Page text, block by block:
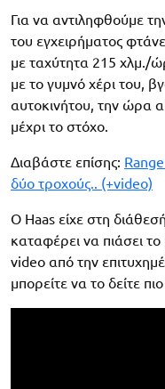
Για να αντιληφθούμε
του εγχειρήματος
με ταχύτητα 215 χλμ./
με το γυμνό χέρι του,
αυτοκινήτου, την ώρα
μέχρι το στόχο.
Διαβάστε επίσης:
δύο τροχούς.. (+video)
Ο Haas είχε στη
καταφέρει να πιάσει
video από την
μπορείτε να το δείτε